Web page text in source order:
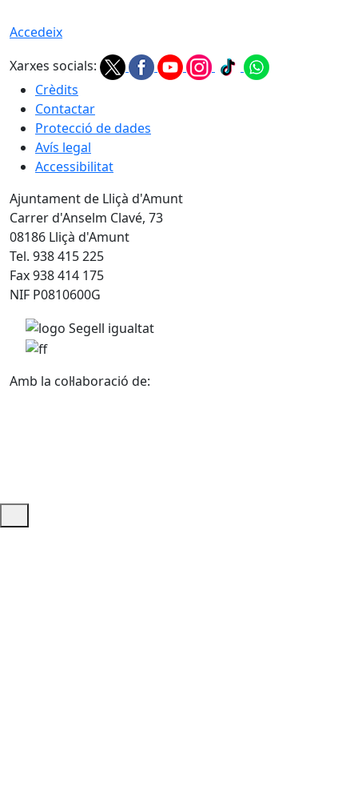
Accedeix
Xarxes socials:
Crèdits
Contactar
Protecció de dades
Avís legal
Accessibilitat
Ajuntament de Lliçà d'Amunt
Carrer d'Anselm Clavé, 73
08186 Lliçà d'Amunt
Tel. 938 415 225
Fax 938 414 175
NIF P0810600G
Amb la col·laboració de: